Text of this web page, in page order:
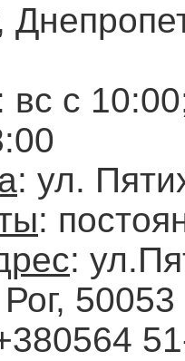
вс с
: ул.
:
:
50053